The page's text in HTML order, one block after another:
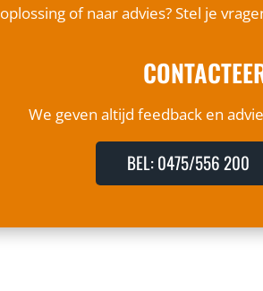
oplossing of naar advies? Stel je
We geven altijd feedback en
BEL: 0475/556 200